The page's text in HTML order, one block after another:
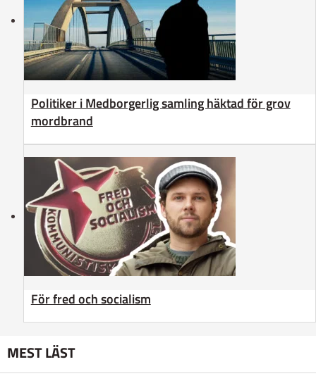
Politiker i Medborgerlig samling häktad för grov
mordbrand
För fred och socialism
MEST LÄST